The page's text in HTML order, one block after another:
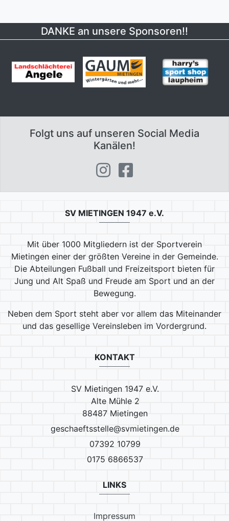
DANKE an unsere Sponsoren!!
Folgt uns auf unseren Social Media
Kanälen!
SV MIETINGEN 1947 e.V.
Mit über 1000 Mitgliedern ist der Sportverein
Mietingen einer der größten Vereine in der Gemeinde.
Die Abteilungen Fußball und Freizeitsport bieten für
Jung und Alt Spaß und Freude am Sport und an der
Bewegung.
Neben dem Sport steht aber vor allem das Miteinander
und das gesellige Vereinsleben im Vordergrund.
KONTAKT
SV Mietingen 1947 e.V.
Alte Mühle 2
88487 Mietingen
geschaeftsstelle@svmietingen.de
07392 10799
0175 6866537
LINKS
Impressum